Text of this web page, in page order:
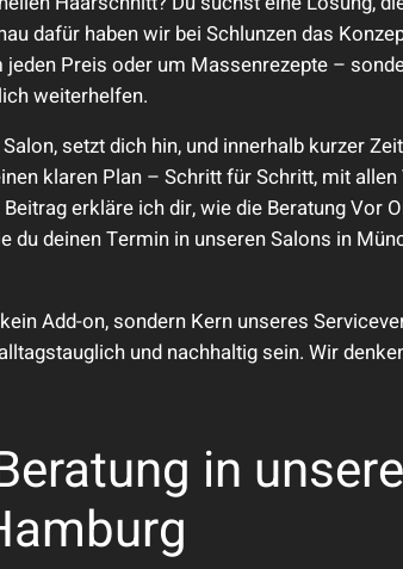
dafür haben wir bei Schlunzen das
Preis oder um Massenrezepte –
weiterhelfen.
setzt dich hin, und innerhalb kurzer
klaren Plan – Schritt für Schritt, mit
erkläre ich dir, wie die Beratung Vor
deinen Termin in unseren Salons in
Add-on, sondern Kern unseres
und nachhaltig sein. Wir
in